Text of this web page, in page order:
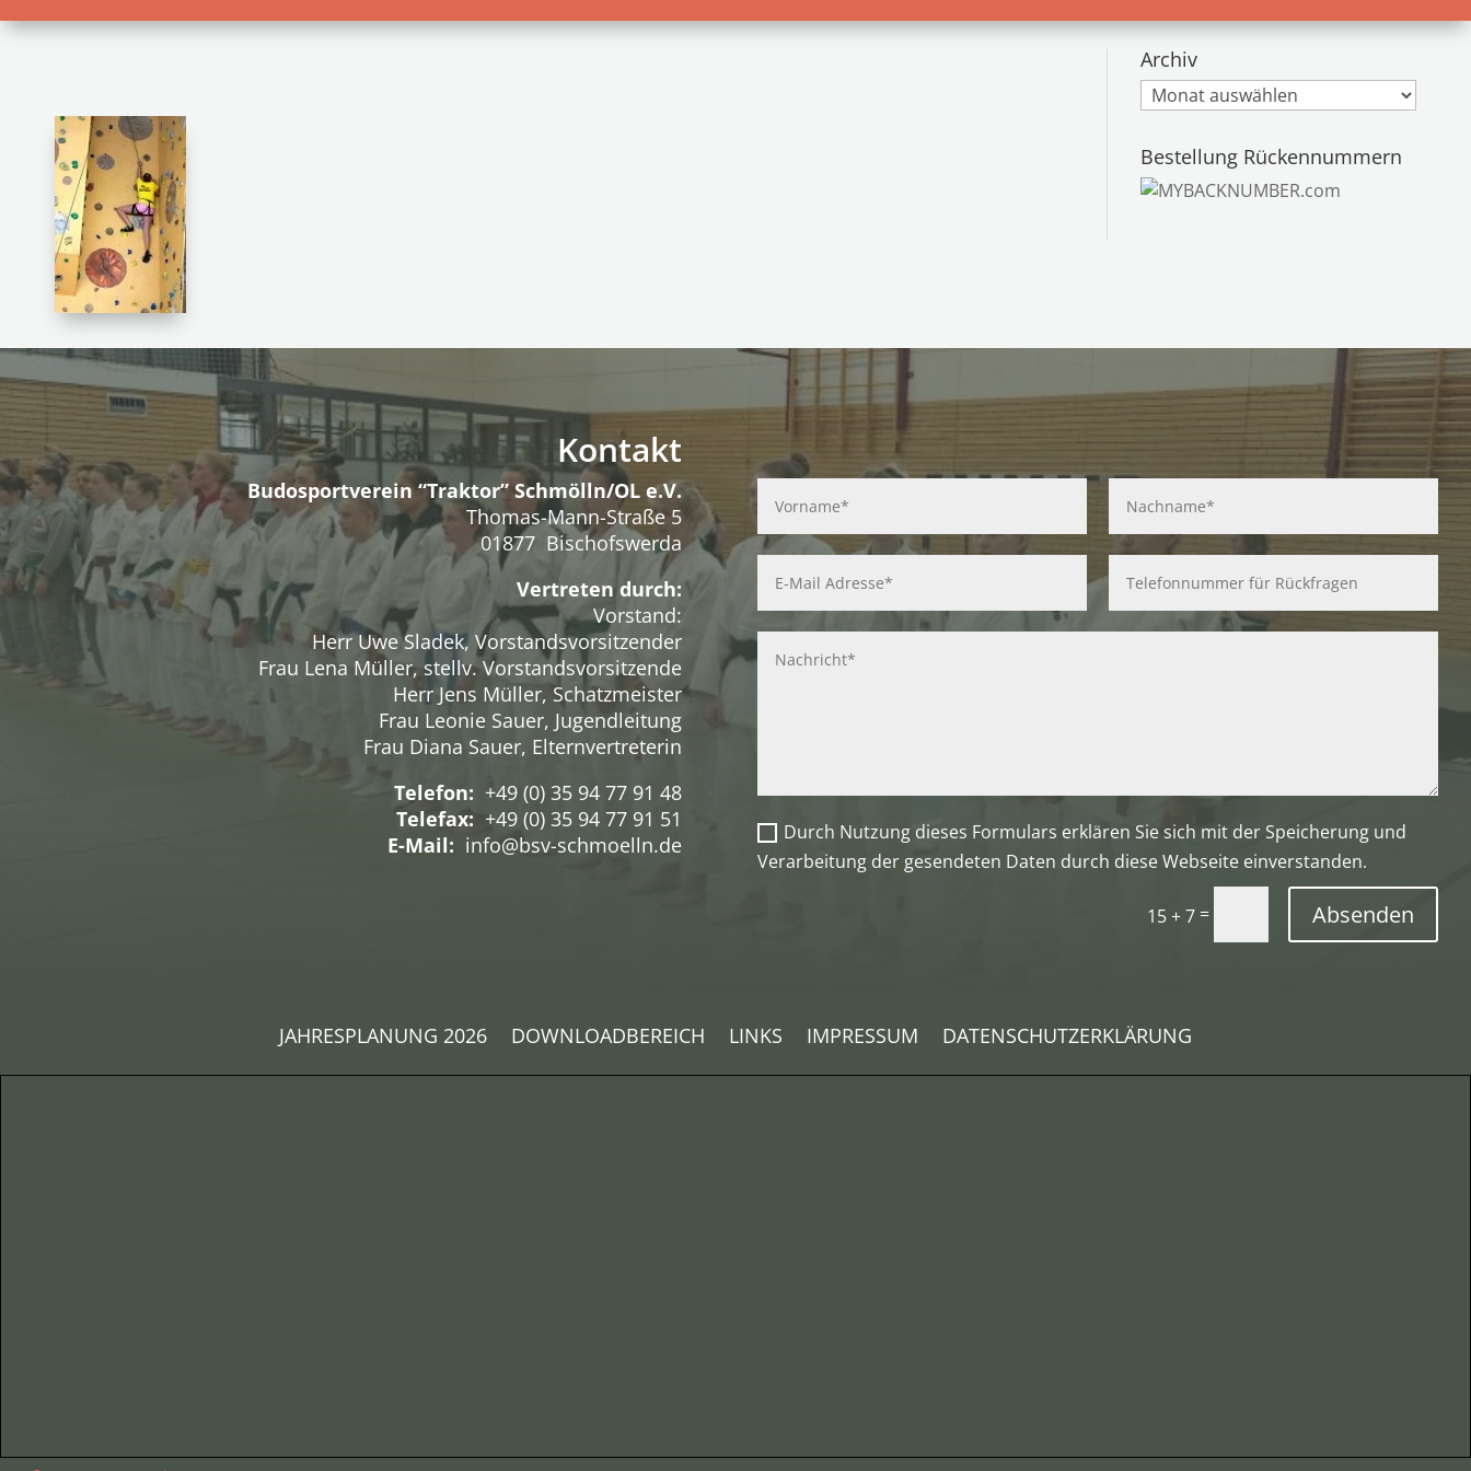
Archiv
Archiv
Bestellung Rückennummern
Kontakt
Budosportverein “Traktor” Schmölln/OL e.V.
Thomas-Mann-Straße 5
01877 Bischofswerda
Vertreten durch:
Vorstand:
Herr Uwe Sladek, Vorstandsvorsitzender
Frau Lena Müller, stellv. Vorstandsvorsitzende
Herr Jens Müller, Schatzmeister
Frau Leonie Sauer, Jugendleitung
Frau Diana Sauer, Elternvertreterin
Telefon: +49 (0) 35 94 77 91 48
Telefax: +49 (0) 35 94 77 91 51
E-Mail: info@bsv-schmoelln.de
Durch Nutzung dieses Formulars erklären Sie sich mit der Speicherung und
Verarbeitung der gesendeten Daten durch diese Webseite einverstanden.
15 + 7= Absenden
JAHRESPLANUNG 2026 DOWNLOADBEREICH LINKS IMPRESSUM DATENSCHUTZERKLÄRUNG